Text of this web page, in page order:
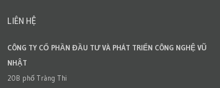
LIÊN HỆ
CÔNG TY CỔ PHẦN ĐẦU TƯ VÀ PHÁT TRIỂN CÔNG NGHỆ VŨ
NHẬT
20B phố Tràng Thi